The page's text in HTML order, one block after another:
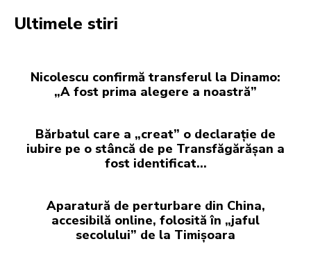
Ultimele stiri
Nicolescu confirmă transferul la Dinamo:
„A fost prima alegere a noastră”
Bărbatul care a „creat” o declarație de
iubire pe o stâncă de pe Transfăgărășan a
fost identificat…
Aparatură de perturbare din China,
accesibilă online, folosită în „jaful
secolului” de la Timișoara